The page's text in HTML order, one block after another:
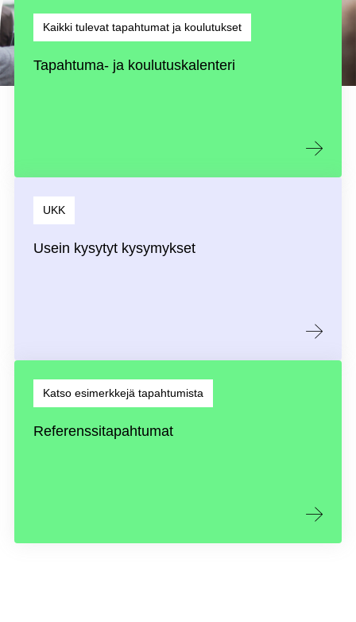
Kaikki tulevat tapahtumat ja koulutukset
Tapahtuma- ja koulutuskalenteri
UKK
Usein kysytyt kysymykset
Katso esimerkkejä tapahtumista
Referenssitapahtumat